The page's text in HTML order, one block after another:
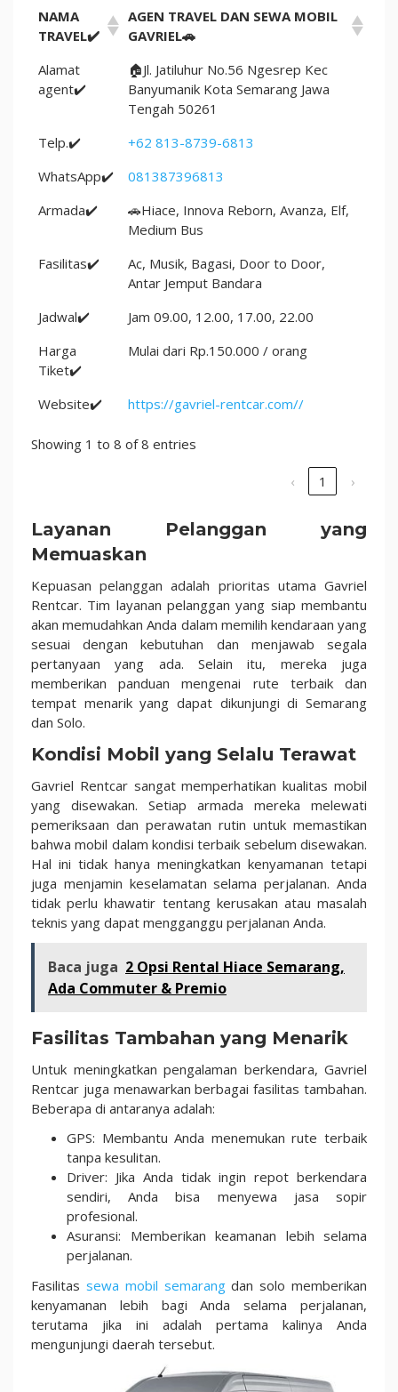
NAMA
TRAVEL✔️
AGEN TRAVEL DAN SEWA MOBIL
GAVRIEL🚗
Alamat
agent✔️
🏠Jl. Jatiluhur No.56 Ngesrep Kec
Banyumanik Kota Semarang Jawa
Tengah 50261
Telp.✔️
+62 813-8739-6813
WhatsApp✔️
081387396813
Armada✔️
🚗Hiace, Innova Reborn, Avanza, Elf,
Medium Bus
Fasilitas✔️
Ac, Musik, Bagasi, Door to Door,
Antar Jemput Bandara
Jadwal✔️
Jam 09.00, 12.00, 17.00, 22.00
Harga
Tiket✔️
Mulai dari Rp.150.000 / orang
Website✔️ https://gavriel-rentcar.com//
Showing 1 to 8 of 8 entries
‹ 1 ›
Layanan Pelanggan yang
Memuaskan
Kepuasan pelanggan adalah prioritas utama Gavriel
Rentcar. Tim layanan pelanggan yang siap membantu
akan memudahkan Anda dalam memilih kendaraan yang
sesuai dengan kebutuhan dan menjawab segala
pertanyaan yang ada. Selain itu, mereka juga
memberikan panduan mengenai rute terbaik dan
tempat menarik yang dapat dikunjungi di Semarang
dan Solo.
Kondisi Mobil yang Selalu Terawat
Gavriel Rentcar sangat memperhatikan kualitas mobil
yang disewakan. Setiap armada mereka melewati
pemeriksaan dan perawatan rutin untuk memastikan
bahwa mobil dalam kondisi terbaik sebelum disewakan.
Hal ini tidak hanya meningkatkan kenyamanan tetapi
juga menjamin keselamatan selama perjalanan. Anda
tidak perlu khawatir tentang kerusakan atau masalah
teknis yang dapat mengganggu perjalanan Anda.
Baca juga 2 Opsi Rental Hiace Semarang,
Ada Commuter & Premio
Fasilitas Tambahan yang Menarik
Untuk meningkatkan pengalaman berkendara, Gavriel
Rentcar juga menawarkan berbagai fasilitas tambahan.
Beberapa di antaranya adalah:
GPS: Membantu Anda menemukan rute terbaik
tanpa kesulitan.
Driver: Jika Anda tidak ingin repot berkendara
sendiri, Anda bisa menyewa jasa sopir
profesional.
Asuransi: Memberikan keamanan lebih selama
perjalanan.
Fasilitas sewa mobil semarangdan solo memberikan
kenyamanan lebih bagi Anda selama perjalanan,
terutama jika ini adalah pertama kalinya Anda
mengunjungi daerah tersebut.